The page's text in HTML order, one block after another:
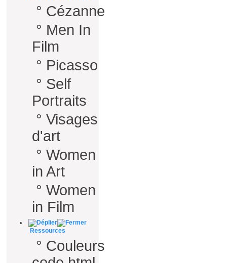
° Cézanne
° Men In
Film
° Picasso
° Self
Portraits
° Visages
d'art
° Women
in Art
° Women
in Film
Ressources
° Couleurs